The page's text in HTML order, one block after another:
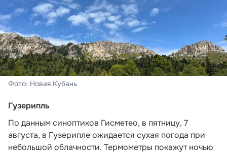
Фото: Новая Кубань
Гузерипль
По данным синоптиков Гисметео, в пятницу, 7
августа, в Гузерипле ожидается сухая погода при
небольшой облачности. Термометры покажут ночью